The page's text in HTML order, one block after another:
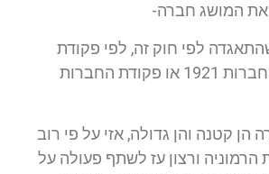
את המושג חברה-
לפי חוק זה, לפי פקודת
החברות, פקודת החברות 1921 או פקודת החברות
קטנה והן גדולה, אזי על פי רוב
הרמוניה ורצון עז לשתף פעולה על